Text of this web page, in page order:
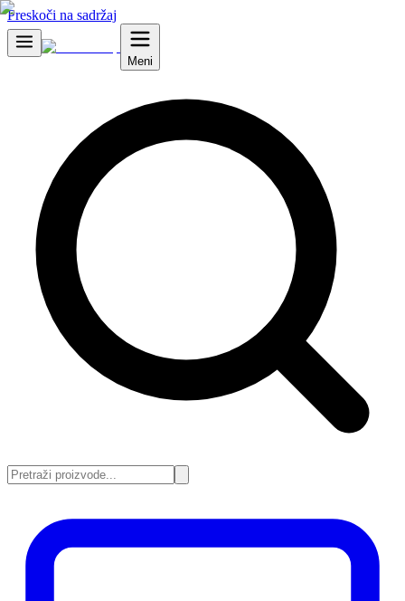
Preskoči na sadržaj
Meni